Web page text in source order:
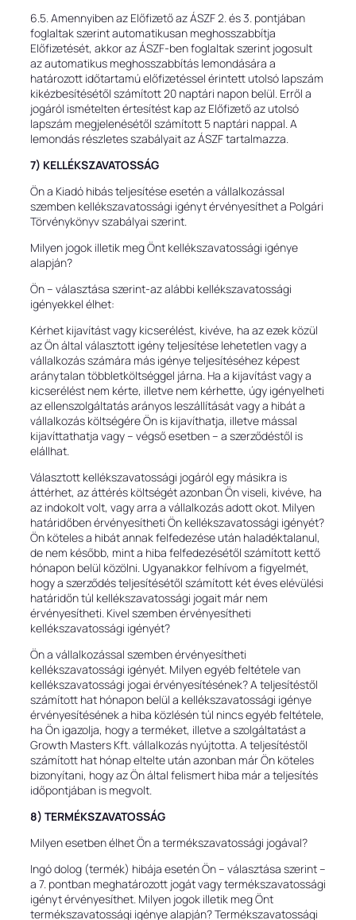
6.5. Amennyiben az Előfizető az ÁSZF 2. és 3. pontjában
foglaltak szerint automatikusan meghosszabbítja
Előfizetését, akkor az ÁSZF-ben foglaltak szerint jogosult
az automatikus meghosszabbítás lemondására a
határozott időtartamú előfizetéssel érintett utolsó lapszám
kikézbesítésétől számított 20 naptári napon belül. Erről a
jogáról ismételten értesítést kap az Előfizető az utolsó
lapszám megjelenésétől számított 5 naptári nappal. A
lemondás részletes szabályait az ÁSZF tartalmazza.
7) KELLÉKSZAVATOSSÁG
Ön a Kiadó hibás teljesítése esetén a vállalkozással
szemben kellékszavatossági igényt érvényesíthet a Polgári
Törvénykönyv szabályai szerint.
Milyen jogok illetik meg Önt kellékszavatossági igénye
alapján?
Ön – választása szerint-az alábbi kellékszavatossági
igényekkel élhet:
Kérhet kijavítást vagy kicserélést, kivéve, ha az ezek közül
az Ön által választott igény teljesítése lehetetlen vagy a
vállalkozás számára más igénye teljesítéséhez képest
aránytalan többletköltséggel járna. Ha a kijavítást vagy a
kicserélést nem kérte, illetve nem kérhette, úgy igényelheti
az ellenszolgáltatás arányos leszállítását vagy a hibát a
vállalkozás költségére Ön is kijavíthatja, illetve mással
kijavíttathatja vagy – végső esetben – a szerződéstől is
elállhat.
Választott kellékszavatossági jogáról egy másikra is
áttérhet, az áttérés költségét azonban Ön viseli, kivéve, ha
az indokolt volt, vagy arra a vállalkozás adott okot. Milyen
határidőben érvényesítheti Ön kellékszavatossági igényét?
Ön köteles a hibát annak felfedezése után haladéktalanul,
de nem később, mint a hiba felfedezésétől számított kettő
hónapon belül közölni. Ugyanakkor felhívom a figyelmét,
hogy a szerződés teljesítésétől számított két éves elévülési
határidőn túl kellékszavatossági jogait már nem
érvényesítheti. Kivel szemben érvényesítheti
kellékszavatossági igényét?
Ön a vállalkozással szemben érvényesítheti
kellékszavatossági igényét. Milyen egyéb feltétele van
kellékszavatossági jogai érvényesítésének? A teljesítéstől
számított hat hónapon belül a kellékszavatossági igénye
érvényesítésének a hiba közlésén túl nincs egyéb feltétele,
ha Ön igazolja, hogy a terméket, illetve a szolgáltatást a
Growth Masters Kft. vállalkozás nyújtotta. A teljesítéstől
számított hat hónap eltelte után azonban már Ön köteles
bizonyítani, hogy az Ön által felismert hiba már a teljesítés
időpontjában is megvolt.
8) TERMÉKSZAVATOSSÁG
Milyen esetben élhet Ön a termékszavatossági jogával?
Ingó dolog (termék) hibája esetén Ön – választása szerint –
a 7. pontban meghatározott jogát vagy termékszavatossági
igényt érvényesíthet. Milyen jogok illetik meg Önt
termékszavatossági igénye alapján? Termékszavatossági